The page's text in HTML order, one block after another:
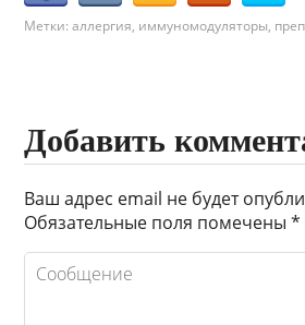
Метки:аллергия, иммуномодуляторы,
Добавить
Ваш адрес email не будет
Обязательные поля помечены*